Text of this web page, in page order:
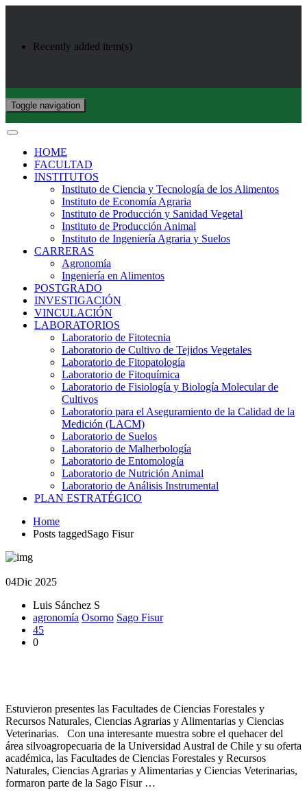
Recently added item(s)
Toggle navigation
HOME
FACULTAD
INSTITUTOS
Instituto de Ciencia y Tecnología de los Alimentos
Instituto de Economía Agraria
Instituto de Producción y Sanidad Vegetal
Instituto de Producción Animal
Instituto de Ingeniería Agraria y Suelos
CARRERAS
Agronomía
Ingeniería en Alimentos
POSTGRADO
INVESTIGACIÓN
VINCULACIÓN
LABORATORIOS
Laboratorio de Fitotecnia
Laboratorio de Cultivo de Tejidos Vegetales
Laboratorio de Fitopatología
Laboratorio de Fitoquímica
Laboratorio de Fisiología y Biología Molecular de
Cultivos
Laboratorio para el Aseguramiento de la Calidad de la
Medición (LACM)
Laboratorio de Suelos
Laboratorio de Malherbología
Laboratorio de Entomología
Laboratorio de Nutrición Animal
Laboratorio de Análisis Instrumental
PLAN ESTRATÉGICO
Home
Posts taggedSago Fisur
04Dic 2025
Luis Sánchez S
agronomía Osorno Sago Fisur
45
0
Estuvieron presentes las Facultades de Ciencias Forestales y
Recursos Naturales, Ciencias Agrarias y Alimentarias y Ciencias
Veterinarias. Con una interesante muestra sobre el quehacer del
área silvoagropecuaria de la Universidad Austral de Chile y su oferta
académica, las Facultades de Ciencias Forestales y Recursos
Naturales, Ciencias Agrarias y Alimentarias y Ciencias Veterinarias,
formaron parte de la Sago Fisur …